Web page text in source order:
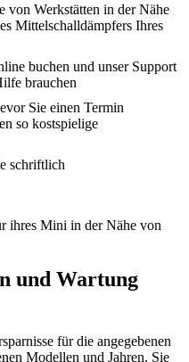
von Werkstätten in der Nähe
Mittelschalldämpfers Ihres
buchen und unser Support
brauchen
Sie einen Termin
so kostspielige
schriftlich
ihres Mini in der Nähe von
und Wartung
für die angegebenen
Modellen und Jahren. Sie